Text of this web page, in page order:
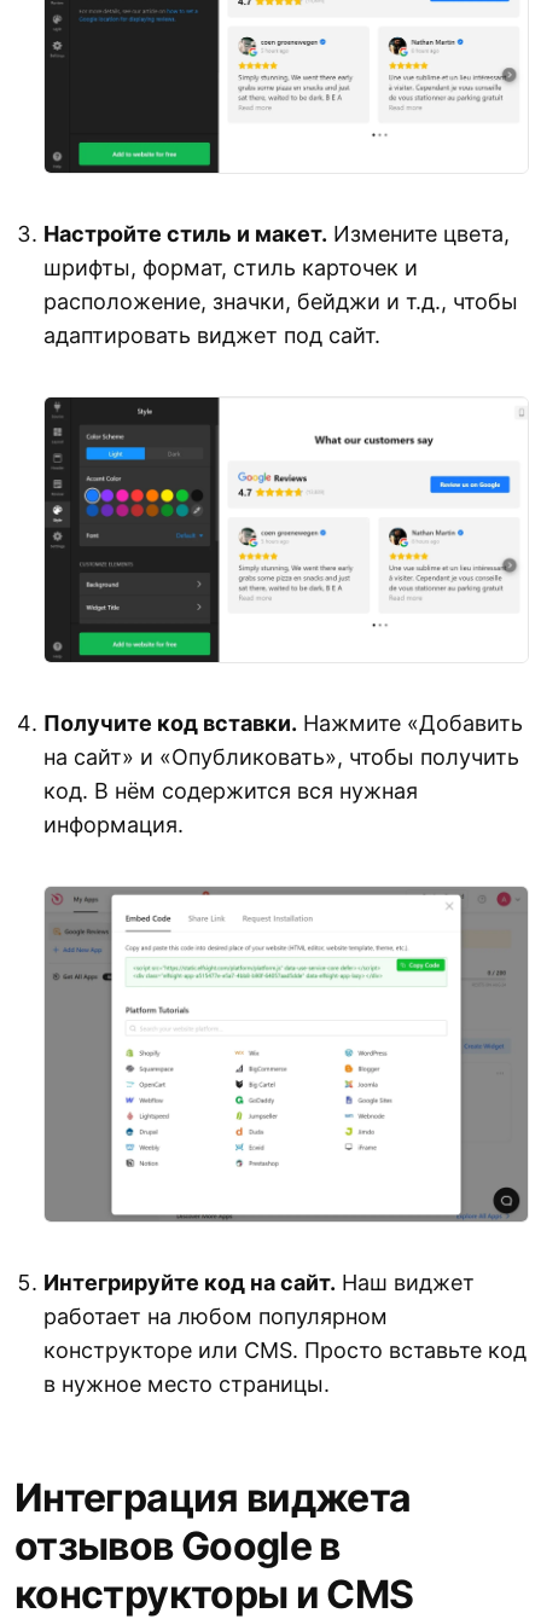
Настройте стиль и макет. Измените цвета,
шрифты, формат, стиль карточек и
расположение, значки, бейджи и т.д., чтобы
адаптировать виджет под сайт.
Получите код вставки. Нажмите «Добавить
на сайт» и «Опубликовать», чтобы получить
код. В нём содержится вся нужная
информация.
Интегрируйте код на сайт. Наш виджет
работает на любом популярном
конструкторе или CMS. Просто вставьте код
в нужное место страницы.
Интеграция виджета
отзывов Google в
конструкторы и CMS